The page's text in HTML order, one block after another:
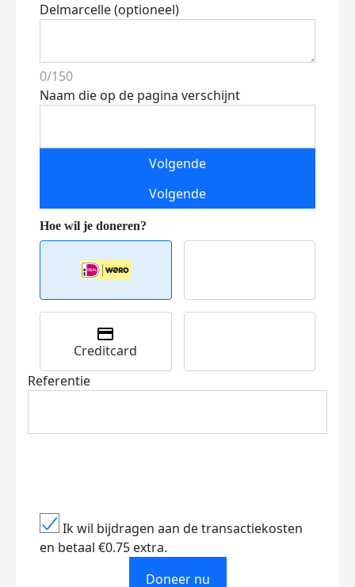
Delmarcelle (optioneel)
0/150
Naam die op de pagina verschijnt
Volgende
Volgende
Creditcard
Referentie
Ik wil bijdragen aan de transactiekosten
en betaal €0.75 extra.
Doneer nu